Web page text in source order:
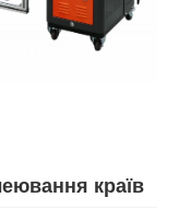
країв